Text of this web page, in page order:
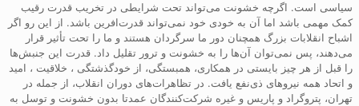
سیاسی است. اگرچه خشونت می‌تواند تحت شرایطی در تخریب قدرت رقیب
کمک مهمی باشد اما آن به خودی خود نمی‌تواند قدرت‌افرین باشد. از این رو اگر
اشباح انقلابات بزرگ همچنان دور ما سرگردان هستند و ما را تحت تأثیر قرار
می‌دهند، پس نمی‌توان آن‌ها را به خشونت و ترور تقلیل داد. قدرت این جنبش‌ها
را قبل از هر چیز بایستی در همکاری، همبستگی، از خودگذشتگی ، خلاقیت ، امید
و اتحاد همه نیروهای ذی‌نفع یافت. در تظاهرات‌های دوران انقلاب، از جمله در
تهران، پتروگراد و پاریس و غیره شرکت‌کنندگان عمدتا بدون خشونت و توسل به